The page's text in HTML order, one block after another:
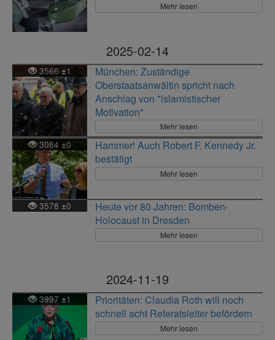
Mehr lesen
2025-02-14
3566±1
München: Zuständige
Oberstaatsanwältin spricht nach
Anschlag von "islamistischer
Motivation"
Mehr lesen
3084 ±0
Hammer! Auch Robert F. Kennedy Jr.
bestätigt
Mehr lesen
3578 ±0
Heute vor 80 Jahren: Bomben-
Holocaust in Dresden
Mehr lesen
2024-11-19
3997 ±1
Prioritäten: Claudia Roth will noch
schnell acht Referatsleiter befördern
Mehr lesen